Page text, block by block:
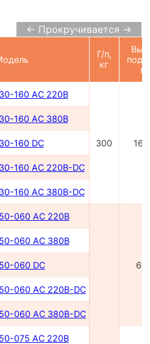
← Прокручивается →
Г/п,
кг
160 AC 220В
300
160 AC 380В
160 DC
160 AC 220B-DC
160 AC 380B-DC
060 AC 220B
060 AC 380B
060 DC
060 AC 220В-DC
060 AC 380В-DC
075 AC 220В